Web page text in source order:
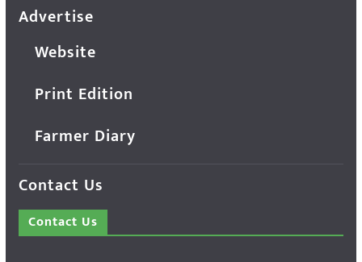
Advertise
Website
Print Edition
Farmer Diary
Contact Us
Contact Us